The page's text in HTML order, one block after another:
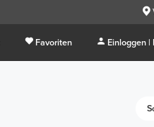
Favoriten Einloggen |